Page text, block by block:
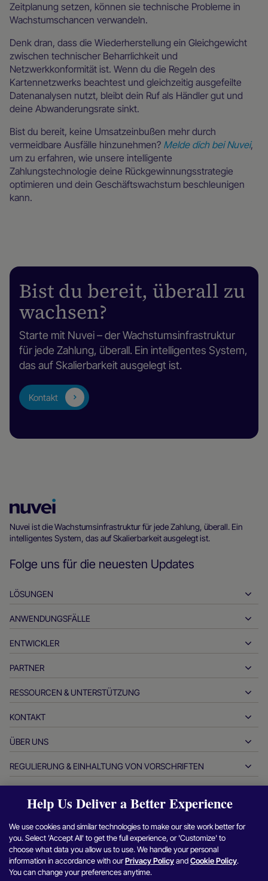
Zeitplanung setzen, können sie technische Probleme in
Wachstumschancen verwandeln.
Denk dran, dass die Wiederherstellung ein Gleichgewicht
zwischen technischer Beharrlichkeit und
Netzwerkkonformität ist. Wenn du die Regeln des
Kartennetzwerks beachtest und gleichzeitig ausgefeilte
Datenanalysen nutzt, bleibt dein Ruf als Händler gut und
deine Abwanderungsrate sinkt.
Bist du bereit, keine Umsatzeinbußen mehr durch
vermeidbare Ausfälle hinzunehmen? Melde dich bei Nuvei,
um zu erfahren, wie unsere intelligente
Zahlungstechnologie deine Rückgewinnungsstrategie
optimieren und dein Geschäftswachstum beschleunigen
kann.
Bist du bereit, überall zu
wachsen?
Starte mit Nuvei – der Wachstumsinfrastruktur
für jede Zahlung, überall. Ein intelligentes System,
das auf Skalierbarkeit ausgelegt ist.
Kontakt
Homepage
Nuvei ist die Wachstumsinfrastruktur für jede Zahlung, überall. Ein
intelligentes System, das auf Skalierbarkeit ausgelegt ist.
Folge uns für die neuesten Updates
LÖSUNGEN
Einzahlungen
Auszahlungen
Echtzeit-Zahlungen
Ausstellen
Zahlungsmethoden
APM
Genehmigungsoptimierer
Betrugs- und Risikomanagement
Abwicklung von Rückbuchungen
Währungsmanagement
Abstimmungsmanagement
ANWENDUNGSFÄLLE
Gastfreundschaft
Automobilindustrie
Finanzdienstleistungen
Zahlungen der Regierung
Reisen & Mobilität
Krypto-Plattformen und -Börsen
Marktplätze
Kleine und mittelständische Unternehmen
Digitale Inhalte & Abonnements
ENTWICKLER
Entwickler-Tools
API-Referenzdokumente
PARTNER
Werden Sie unser Partner
Partnerprodukte und -lösungen
Technologie-Partner
Partner-DNA
Partner Einblicke
RESSOURCEN & UNTERSTÜTZUNG
Kundensupport
Ressourcen für Händler
KONTAKT
Fragen zu Händlerverkäufen
Büro des CEO
Kanadischer Verhaltenskodex
Unternehmensinfos
Händlerprogramm empfehlen
Sicherheitslücke melden
ÜBER UNS
Wer wir sind
Karriere
Fallstudien
Blog
Newsroom
Interviews & Webinare
REGULIERUNG & EINHALTUNG VON VORSCHRIFTEN
Berichterstattung zur Bekämpfung moderner Sklaverei
(Großbritannien)
Berichterstattung zur Bekämpfung moderner Sklaverei (CA)
Informationen und Richtlinien für Argentinien
Login Kontakt
Finde
uns
auf
Finde
uns
auf
Finde
uns
auf
Finde
uns
Help Us Deliver a Better Experience
We use cookies and similar technologies to make our site work better for
you. Select 'Accept All' to get the full experience, or 'Customize' to
choose what data you allow us to use. We handle your personal
information in accordance with ourPrivacy PolicyandCookie Policy.
You can change your preferences anytime.